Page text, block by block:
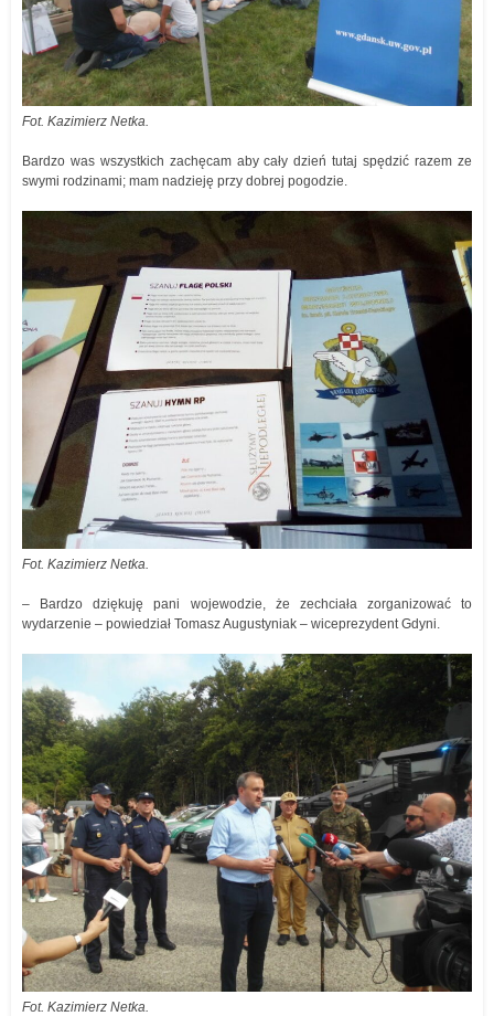
Fot. Kazimierz Netka.
Bardzo was wszystkich zachęcam aby cały dzień tutaj spędzić razem ze
swymi rodzinami; mam nadzieję przy dobrej pogodzie.
Fot. Kazimierz Netka.
– Bardzo dziękuję pani wojewodzie, że zechciała zorganizować to
wydarzenie – powiedział Tomasz Augustyniak – wiceprezydent Gdyni.
Fot. Kazimierz Netka.